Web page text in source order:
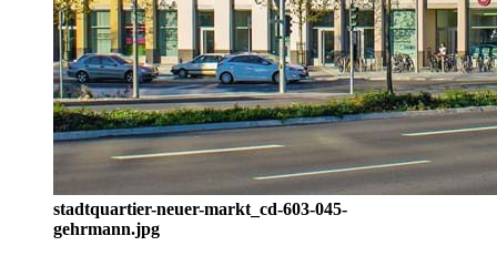
stadtquartier-neuer-markt_cd-603-045-
gehrmann.jpg